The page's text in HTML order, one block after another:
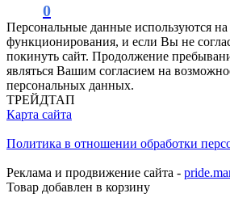
0
Персональные данные используются на
функционирования, и если Вы не
покинуть сайт. Продолжение
являться Вашим согласием на
персональных данных.
ТРЕЙДТАП
Карта сайта
Политика в отношении обработки
Реклама и продвижение сайта -
Товар добавлен в корзину